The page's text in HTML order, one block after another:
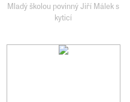
Mladý školou povinný Jiří Málek s
kyticí